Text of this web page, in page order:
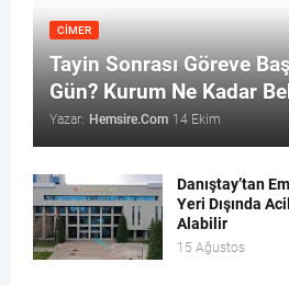
CİMER
Tayin Sonrası Göreve
Gün? Kurum Ne Kadar
Yazar: Hemsire.Com 14 Ekim
Danıştay’tan
Yeri Dışında
Alabilir
15 Ağustos